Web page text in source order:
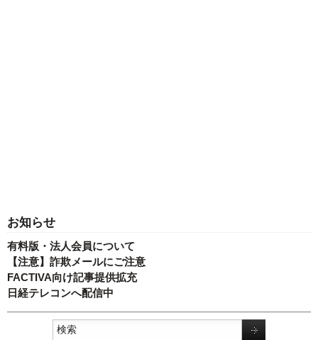
お知らせ
有料版・法人会員について
【注意】詐欺メールにご注意
FACTIVA向け記事提供拡充
日経テレコンへ配信中